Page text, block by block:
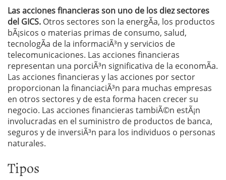
Las acciones financierasson uno de los diez sectores
del GICS. Otros sectores son la energÃ­a, los productos
bÃ¡sicos o materias primas de consumo, salud,
tecnologÃ­a de la informaciÃ³n y servicios de
telecomunicaciones. Las acciones financieras
representan una porciÃ³n significativa de la economÃ­a.
Las acciones financieras y las acciones por sector
proporcionan la financiaciÃ³n para muchas empresas
en otros sectores y de esta forma hacen crecer su
negocio. Las acciones financieras tambiÃ©n estÃ¡n
involucradas en el suministro de productos de banca,
seguros y de inversiÃ³n para los individuos o personas
naturales.
Tipos